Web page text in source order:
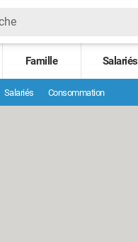
Famille Salariés
Salariés Consommation